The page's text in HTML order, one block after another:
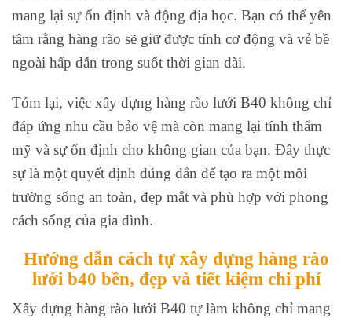
mang lại sự ổn định và động địa học. Bạn có thể yên
tâm rằng hàng rào sẽ giữ được tính cơ động và vẻ bề
ngoài hấp dẫn trong suốt thời gian dài.
Tóm lại, việc xây dựng hàng rào lưới B40 không chỉ
đáp ứng nhu cầu bảo vệ mà còn mang lại tính thẩm
mỹ và sự ổn định cho không gian của bạn. Đây thực
sự là một quyết định đúng đắn để tạo ra một môi
trường sống an toàn, đẹp mắt và phù hợp với phong
cách sống của gia đình.
Hướng dẫn cách tự xây dựng hàng rào
lưới b40 bền, đẹp và tiết kiệm chi phí
Xây dựng hàng rào lưới B40 tự làm không chỉ mang